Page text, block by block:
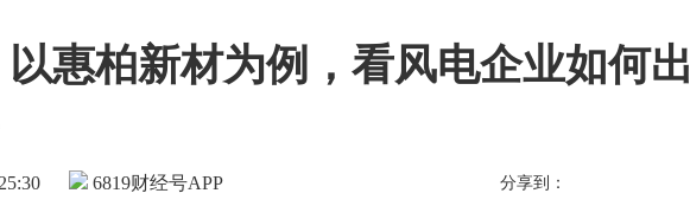
惠柏新材为例，看风电企业如何出
财经号APP
6819 分享到：